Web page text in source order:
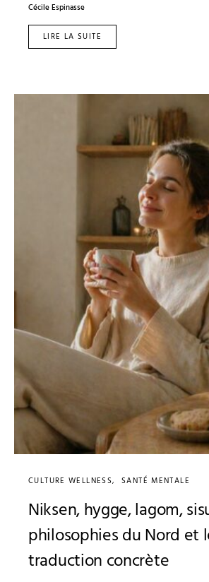
Cécile Espinasse
LIRE LA SUITE
CULTURE WELLNESS SANTÉ MENTALE
Niksen, hygge, lagom,
philosophies du Nord et
traduction concrète